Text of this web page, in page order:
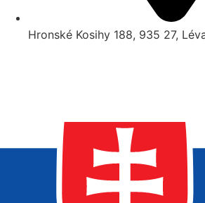
Hronské Kosihy 188, 935 27,